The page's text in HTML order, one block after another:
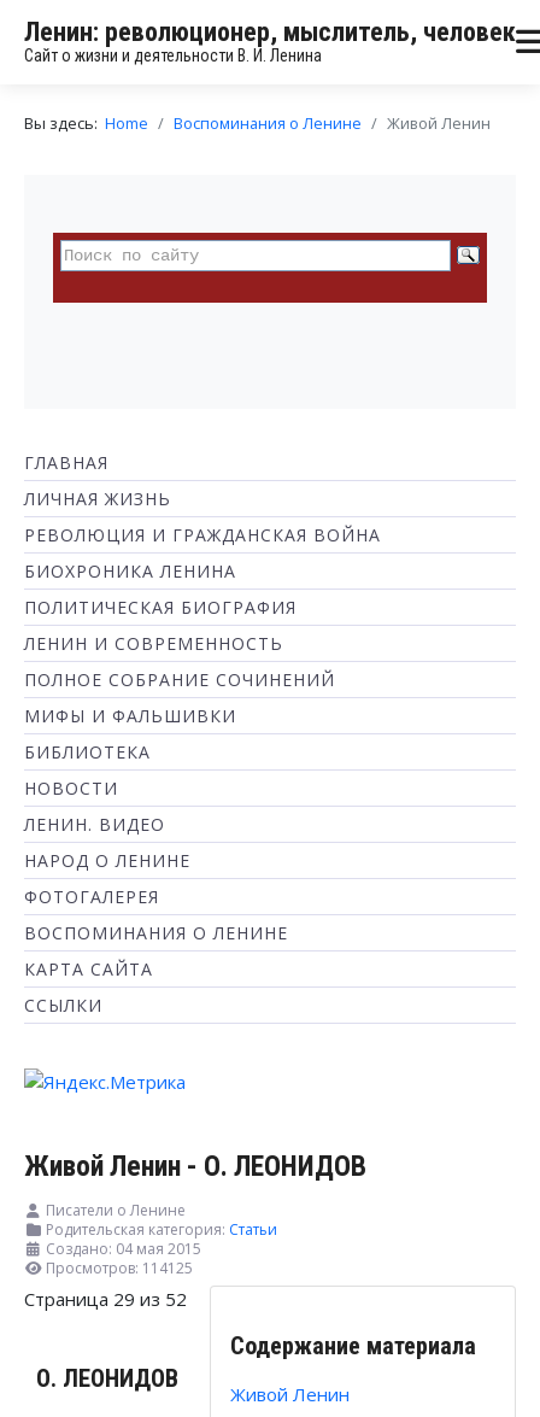
Ленин: революционер, мыслитель, человек
Сайт о жизни и деятельности В. И. Ленина
Вы здесь: Home Воспоминания о Ленине Живой Ленин
ГЛАВНАЯ
ЛИЧНАЯ ЖИЗНЬ
РЕВОЛЮЦИЯ И ГРАЖДАНСКАЯ ВОЙНА
БИОХРОНИКА ЛЕНИНА
ПОЛИТИЧЕСКАЯ БИОГРАФИЯ
ЛЕНИН И СОВРЕМЕННОСТЬ
ПОЛНОЕ СОБРАНИЕ СОЧИНЕНИЙ
МИФЫ И ФАЛЬШИВКИ
БИБЛИОТЕКА
НОВОСТИ
ЛЕНИН. ВИДЕО
НАРОД О ЛЕНИНЕ
ФОТОГАЛЕРЕЯ
ВОСПОМИНАНИЯ О ЛЕНИНЕ
КАРТА САЙТА
ССЫЛКИ
Живой Ленин - О. ЛЕОНИДОВ
Писатели о Ленине
Родительская категория: Статьи
Создано: 04 мая 2015
Просмотров: 114125
Содержание материала
Живой Ленин
Страница 29 из 52
О. ЛЕОНИДОВ